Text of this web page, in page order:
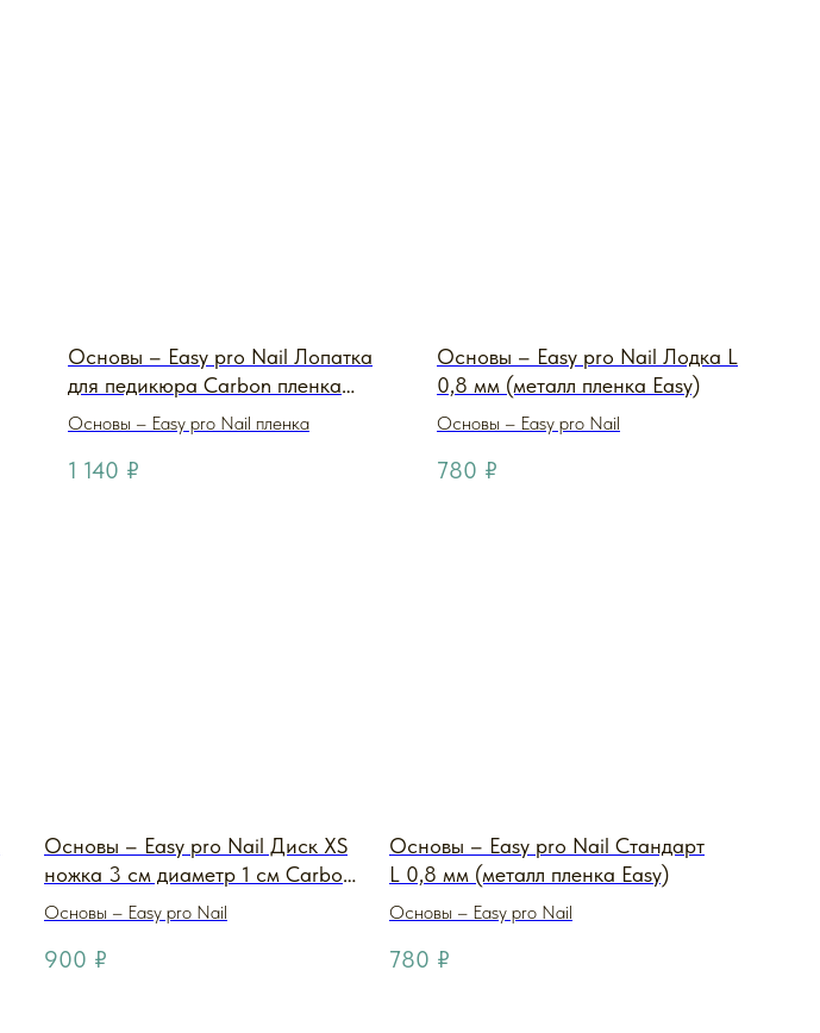
Основы – Easy pro Nail Лопатка
для педикюра Carbon пленка
110\33 (металл carbon
металлический)
Основы – Easy pro Nail пленка
1 140 ₽
Основы – Easy pro Nail Лодка L
0,8 мм (металл пленка Easy)
Основы – Easy pro Nail
780 ₽
Основы – Easy pro Nail Диск XS
ножка 3 см диаметр 1 см Carbon
(металл carbon металлический)
Основы – Easy pro Nail
900 ₽
Основы – Easy pro Nail Стандарт
L 0,8 мм (металл пленка Easy)
Основы – Easy pro Nail
780 ₽